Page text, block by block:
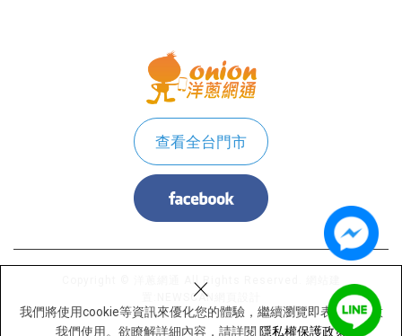
我們將使用cookie等資訊來優化您的體驗，繼續瀏覽即表示您同意
我們使用。欲瞭解詳細內容，請詳閱 隱私權保護政策
×
查看全台門市
Copyright © 洋蔥網通 All Rights Reserved.
NEWSCAN網頁設計